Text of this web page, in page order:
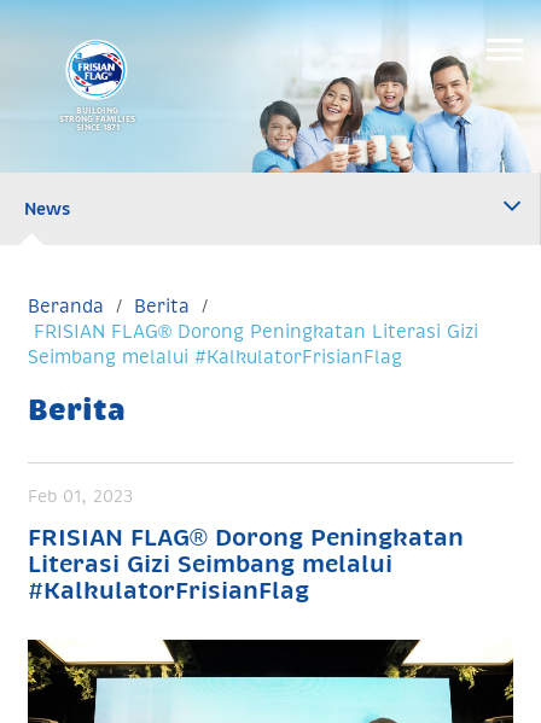
BUILDING
STRONG FAMILIES
SINCE 1871
News
Beranda
Berita
FRISIAN FLAG® Dorong Peningkatan Literasi Gizi
Seimbang melalui #KalkulatorFrisianFlag
Berita
Feb 01, 2023
FRISIAN FLAG® Dorong Peningkatan
Literasi Gizi Seimbang melalui
#KalkulatorFrisianFlag